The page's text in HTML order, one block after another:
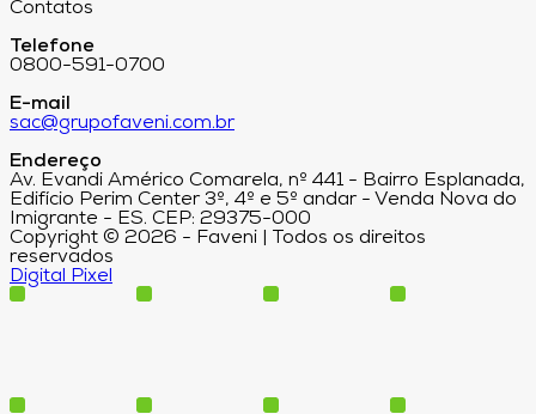
Contatos
Telefone
0800-591-0700
E-mail
sac@grupofaveni.com.br
Endereço
Av. Evandi Américo Comarela, nº 441 - Bairro Esplanada,
Edifício Perim Center 3º, 4º e 5º andar - Venda Nova do
Imigrante - ES. CEP: 29375-000
Copyright © 2026 - Faveni | Todos os direitos
reservados
Digital Pixel